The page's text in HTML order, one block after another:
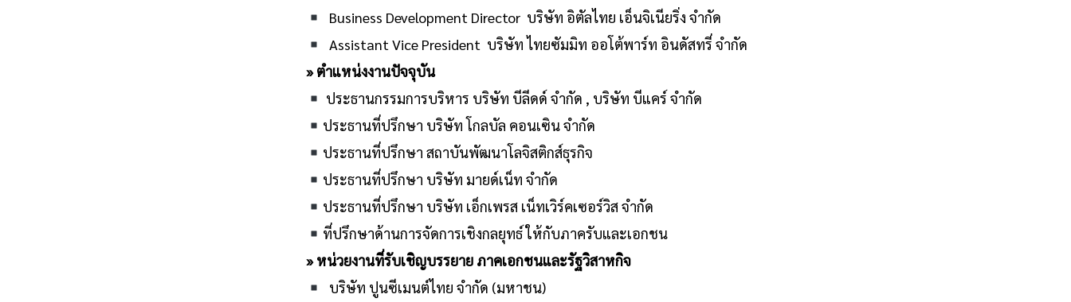
Business Development Director บริษัท อิตัลไทย เอ็นจิเนียริ่ง จำกัด
Assistant Vice President บริษัท ไทยซัมมิท ออโต้พาร์ท อินดัสทรี่ จำกัด
»ตำแหน่งงานปัจจุบัน
ประธานกรรมการบริหาร บริษัท บีลีดด์ จำกัด , บริษัท บีแคร์ จำกัด
ประธานที่ปรึกษา บริษัท โกลบัล คอนเซิน จำกัด
ประธานที่ปรึกษา สถาบันพัฒนาโลจิสติกส์ธุรกิจ
ประธานที่ปรึกษา บริษัท มายด์เน็ท จำกัด
ประธานที่ปรึกษา บริษัท เอ็กเพรส เน็ทเวิร์คเซอร์วิส จำกัด
ที่ปรึกษาด้านการจัดการเชิงกลยุทธ์ ให้กับภาครับและเอกชน
»หน่วยงานที่รับเชิญบรรยาย ภาคเอกชนและรัฐวิสาหกิจ
บริษัท ปูนซีเมนต์ไทย จำกัด (มหาชน)